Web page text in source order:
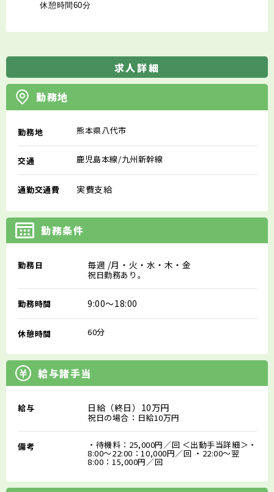
休憩時間60分
求人詳細
勤務地
勤務地 熊本県八代市
交通 鹿児島本線/九州新幹線
通勤交通費 実費支給
勤務条件
勤務日 毎週 /月・火・水・木・金
祝日勤務あり。
勤務時間 9:00～18:00
休憩時間 60分
給与諸手当
給与 日給（終日）10万円
祝日の場合：日給10万円
備考 ・待機料：25,000円／回 ＜出動手当詳細＞・
8:00～22:00：10,000円／回 ・22:00～翌
8:00：15,000円／回